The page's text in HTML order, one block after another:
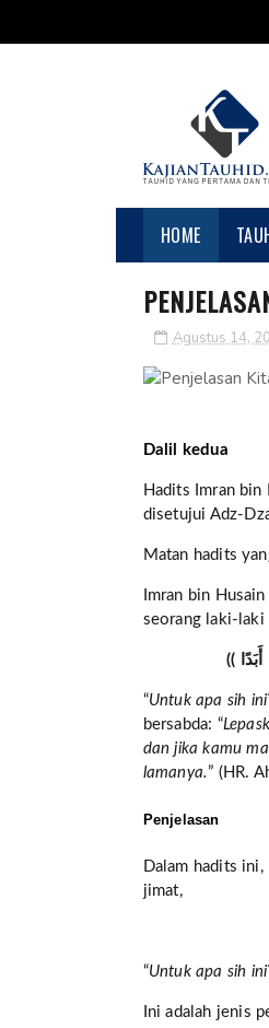
HOME
Agustus 14,
Dalil kedua
Hadits Imran
disetujui Adz-
Matan hadits
Imran bin Husain
seorang laki-laki
“Untuk apa sih ini
bersabda: “
dan jika kamu
lamanya.” (HR.
Penjelasan
Dalam hadits ini,
jimat,
“Untuk apa sih ini
Ini adalah jenis